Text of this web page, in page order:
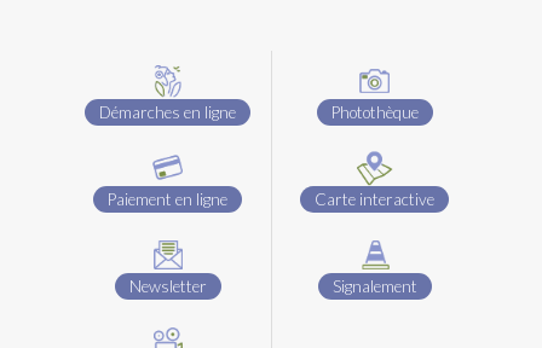
Démarches en ligne
Paiement en ligne
Newsletter
Photothèque
Carte interactive
Signalement